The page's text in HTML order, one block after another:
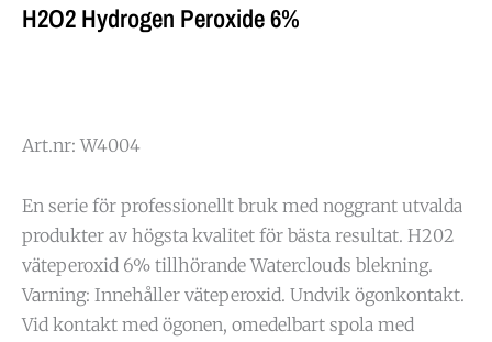
H2O2 Hydrogen Peroxide 6%
Art.nr: W4004
En serie för professionellt bruk med noggrant utvalda
produkter av högsta kvalitet för bästa resultat. H202
väteperoxid 6% tillhörande Waterclouds blekning.
Varning: Innehåller väteperoxid. Undvik ögonkontakt.
Vid kontakt med ögonen, omedelbart spola med